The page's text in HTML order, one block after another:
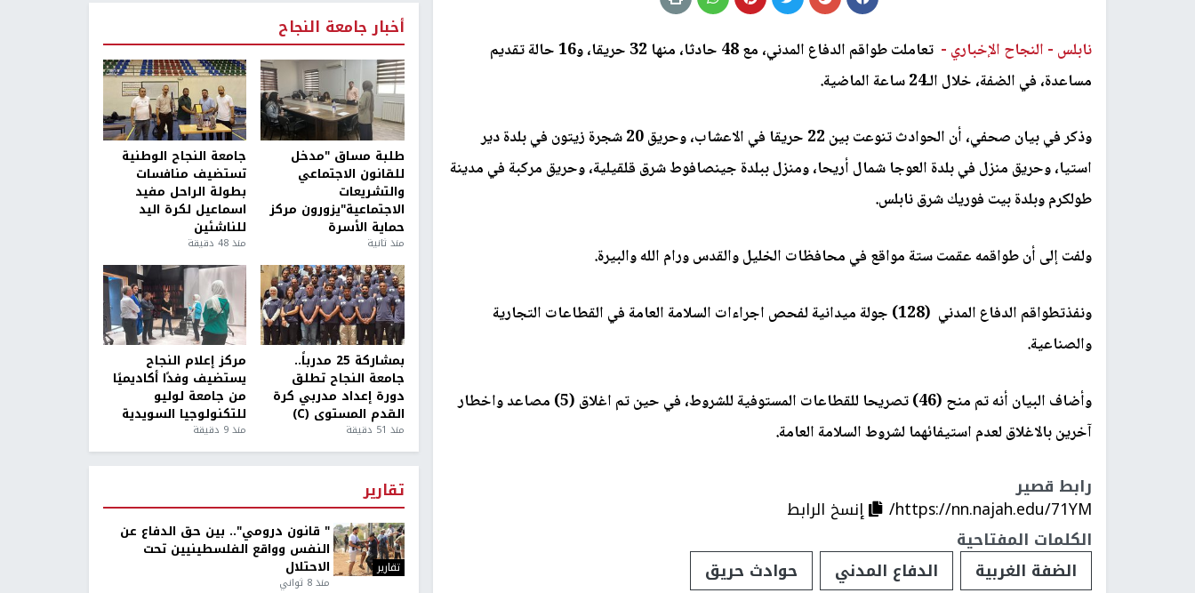
نابلس - النجاح الإخباري -
تعاملت طواقم الدفاع المدني، مع 48 حادثا، منها 32 حريقا، و16 حالة تقديم
مساعدة، في الضفة، خلال الـ24 ساعة الماضية.
وذكر في بيان صحفي، أن الحوادث تنوعت بين 22 حريقا في الاعشاب، وحريق 20 شجرة زيتون في بلدة دير
استيا، وحريق منزل في بلدة العوجا شمال أريحا، ومنزل ببلدة جينصافوط شرق قلقيلية، وحريق مركبة في مدينة
طولكرم وبلدة بيت فوريك شرق نابلس.
ولفت إلى أن طواقمه عقمت ستة مواقع في محافظات الخليل والقدس ورام الله والبيرة.
ونفذتطواقم الدفاع المدني (128) جولة ميدانية لفحص اجراءات السلامة العامة في القطاعات التجارية
والصناعية.
وأضاف البيان أنه تم منح (46) تصريحا للقطاعات المستوفية للشروط، في حين تم اغلاق (5) مصاعد واخطار
آخرين بالاغلاق لعدم استيفائهما لشروط السلامة العامة.
رابط قصير
https://nn.najah.edu/71YM/
إنسخ الرابط
الكلمات المفتاحية
الضفة الغربية
الدفاع المدني حوادث حريق
أخبار جامعة النجاح
طلبة مساق "مدخل
للقانون الاجتماعي
والتشريعات
الاجتماعية"يزورون مركز
حماية الأسرة
منذ ثانية
جامعة النجاح الوطنية
تستضيف منافسات
بطولة الراحل مفيد
اسماعيل لكرة اليد
للناشئين
منذ 48 دقيقة
بمشاركة 25 مدرباً..
جامعة النجاح تطلق
دورة إعداد مدربي كرة
القدم المستوى (C)
منذ 51 دقيقة
مركز إعلام النجاح
يستضيف وفدًا أكاديميًا
من جامعة لوليو
للتكنولوجيا السويدية
منذ 9 دقيقة
تقارير
تقارير
" قانون درومي".. بين حق الدفاع عن
النفس وواقع الفلسطينيين تحت
الاحتلال
منذ 8 ثواني